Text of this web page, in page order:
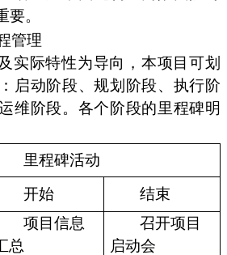
。
管理
实际特性为导向，本项目可划
启动阶段、规划阶段、执行阶
维阶段。各个阶段的里程碑明
里程碑活动
开始
结束
项目信息
总
召开项目
启动会